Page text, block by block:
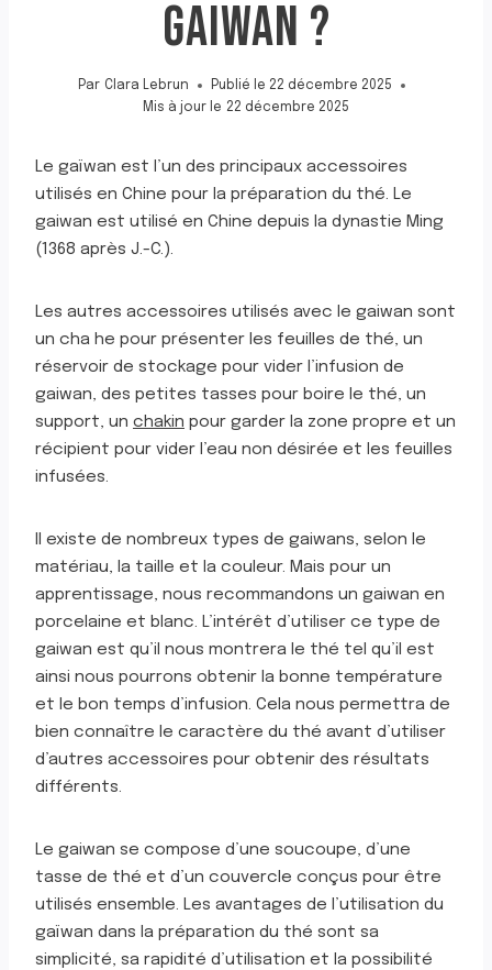
GAIWAN ?
Par Clara Lebrun Publié le 22 décembre 2025
Mis à jour le 22 décembre 2025
Le gaïwan est l’un des principaux accessoires
utilisés en Chine pour la préparation du thé. Le
gaiwan est utilisé en Chine depuis la dynastie Ming
(1368 après J.-C.).
Les autres accessoires utilisés avec le gaiwan sont
un cha he pour présenter les feuilles de thé, un
réservoir de stockage pour vider l’infusion de
gaiwan, des petites tasses pour boire le thé, un
support, un chakin pour garder la zone propre et un
récipient pour vider l’eau non désirée et les feuilles
infusées.
Il existe de nombreux types de gaiwans, selon le
matériau, la taille et la couleur. Mais pour un
apprentissage, nous recommandons un gaiwan en
porcelaine et blanc. L’intérêt d’utiliser ce type de
gaiwan est qu’il nous montrera le thé tel qu’il est
ainsi nous pourrons obtenir la bonne température
et le bon temps d’infusion. Cela nous permettra de
bien connaître le caractère du thé avant d’utiliser
d’autres accessoires pour obtenir des résultats
différents.
Le gaiwan se compose d’une soucoupe, d’une
tasse de thé et d’un couvercle conçus pour être
utilisés ensemble. Les avantages de l’utilisation du
gaïwan dans la préparation du thé sont sa
simplicité, sa rapidité d’utilisation et la possibilité